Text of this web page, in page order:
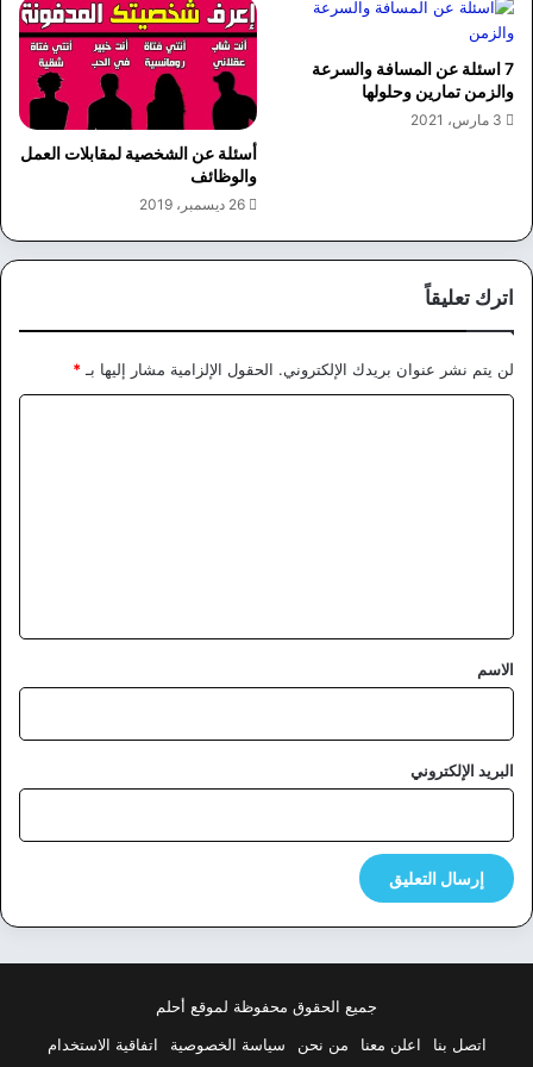
7 اسئلة عن المسافة والسرعة
والزمن تمارين وحلولها
3 مارس، 2021
أسئلة عن الشخصية لمقابلات العمل
والوظائف
26 ديسمبر، 2019
اترك تعليقاً
لن يتم نشر عنوان بريدك الإلكتروني. الحقول الإلزامية مشار إليها بـ *
*
الاسم
البريد الإلكتروني
جميع الحقوق محفوظة لموقع أحلم
اتصل بنا
اعلن معنا من نحن سياسة الخصوصية اتفاقية الاستخدام